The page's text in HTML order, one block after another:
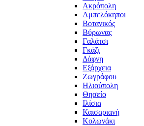
Ακρόπολη
Αμπελόκηποι
Βοτανικός
Βύρωνας
Γαλάτσι
Γκάζι
Δάφνη
Εξάρχεια
Ζωγράφου
Ηλιούπολη
Θησείο
Ιλίσια
Καισαριανή
Κολωνάκι